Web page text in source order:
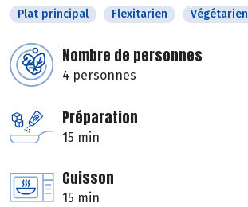
Plat principal Flexitarien Végétarien
Nombre de personnes
4 personnes
Préparation
15 min
Cuisson
15 min